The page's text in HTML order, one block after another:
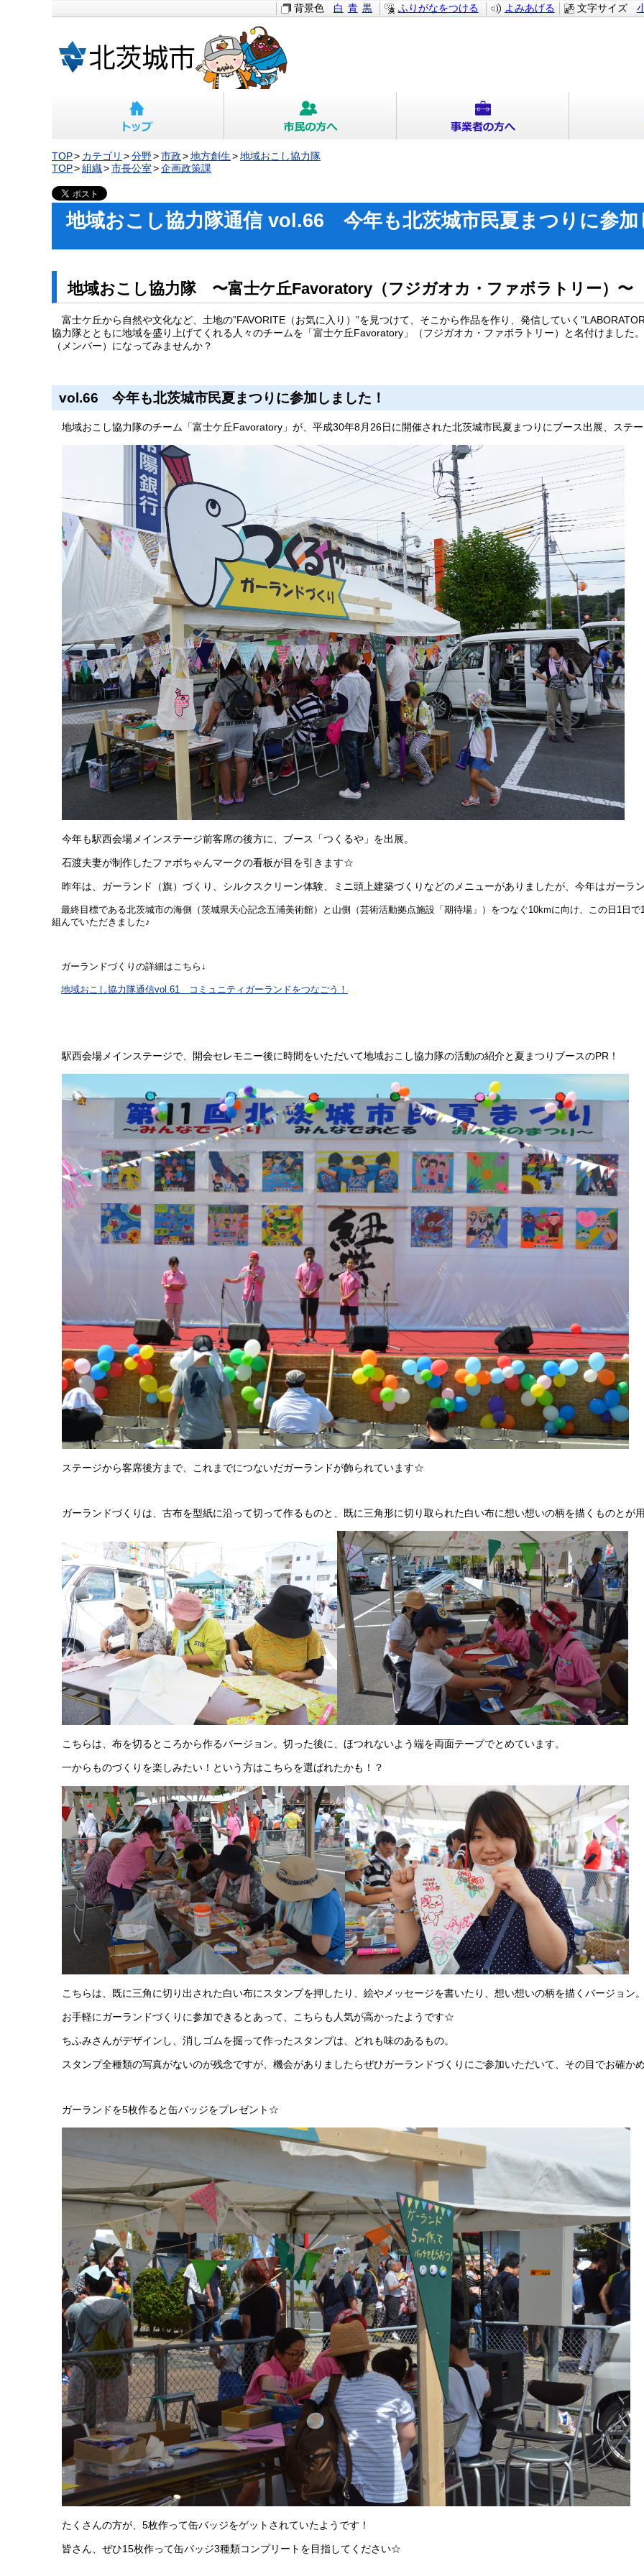
文字サイズ
背景色 白 青 黒 ふりがなをつける よみあげる
TOP カテゴリ 分野 市政 地方創生
地域おこし協力隊
TOP
組織 市長公室 企画政策課
地域おこし協力隊通信 vol.66 今年も北茨城市民夏まつりに参加
地域おこし協力隊 〜富士ケ丘Favoratory（フジガオカ・ファボラトリー）〜
富士ケ丘から自然や文化など、土地の”FAVORITE（お気に入り）”を見つけて、そこから作品を作り、発信していく
協力隊とともに地域を盛り上げてくれる人々のチームを「富士ケ丘Favoratory」（フジガオカ・ファボラトリー）と名付けました
（メンバー）になってみませんか？
vol.66 今年も北茨城市民夏まつりに参加しました！
地域おこし協力隊のチーム「富士ケ丘Favoratory」が、平成30年8月26日に開催された北茨城市民夏まつりにブース出展、ステー
今年も駅西会場メインステージ前客席の後方に、ブース「つくるや」を出展。
石渡夫妻が制作したファボちゃんマークの看板が目を引きます☆
昨年は、ガーランド（旗）づくり、シルクスクリーン体験、ミニ頭上建築づくりなどのメニューがありましたが、今年はガーラ
最終目標である北茨城市の海側（茨城県天心記念五浦美術館）と山側（芸術活動拠点施設「期待場」）をつなぐ10kmに向け、この日1日
組んでいただきました♪
ガーランドづくりの詳細はこちら↓
地域おこし協力隊通信vol.61 コミュニティガーランドをつなごう！
駅西会場メインステージで、開会セレモニー後に時間をいただいて地域おこし協力隊の活動の紹介と夏まつりブースのPR！
ステージから客席後方まで、これまでにつないだガーランドが飾られています☆
ガーランドづくりは、古布を型紙に沿って切って作るものと、既に三角形に切り取られた白い布に想い想いの柄を描くものとが用
こちらは、布を切るところから作るバージョン。切った後に、ほつれないよう端を両面テープでとめています。
一からものづくりを楽しみたい！という方はこちらを選ばれたかも！？
こちらは、既に三角に切り出された白い布にスタンプを押したり、絵やメッセージを書いたり、想い想いの柄を描くバージョン。
お手軽にガーランドづくりに参加できるとあって、こちらも人気が高かったようです☆
ちふみさんがデザインし、消しゴムを掘って作ったスタンプは、どれも味のあるもの。
スタンプ全種類の写真がないのが残念ですが、機会がありましたらぜひガーランドづくりにご参加いただいて、その目でお確か
ガーランドを5枚作ると缶バッジをプレゼント☆
たくさんの方が、5枚作って缶バッジをゲットされていたようです！
皆さん、ぜひ15枚作って缶バッジ3種類コンプリートを目指してください☆